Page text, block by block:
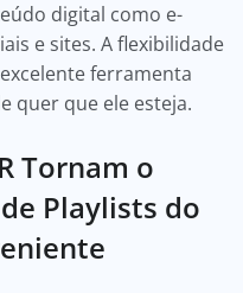
digital como e-
e sites. A flexibilidade
ferramenta
quer que ele esteja.
Tornam o
Playlists do